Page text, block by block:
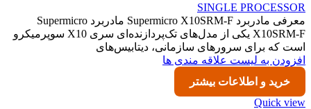
SINGLE PROCESSOR
معرفی مادربرد Supermicro X10SRM-F مادربرد Supermicro
X10SRM-F یکی از مدل‌های تک‌پردازنده‌ای سری X10 سوپرمیکرو
است که برای سرورهای سازمانی، دیتابیس‌های
افزودن به لیست علاقه مندی ها
خرید و اطلاعات بیشتر
Quick view